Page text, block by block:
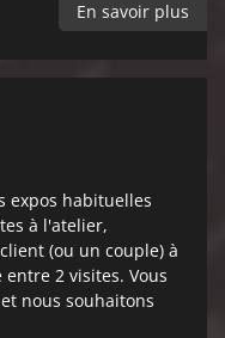
En savoir plus
expos habituelles
à l'atelier,
(ou un couple) à
2 visites. Vous
nous souhaitons